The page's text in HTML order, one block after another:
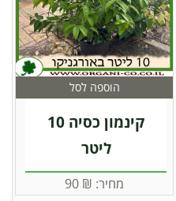
הוספה לסל
קינמון כסיה 10
ליטר
מחיר: ₪